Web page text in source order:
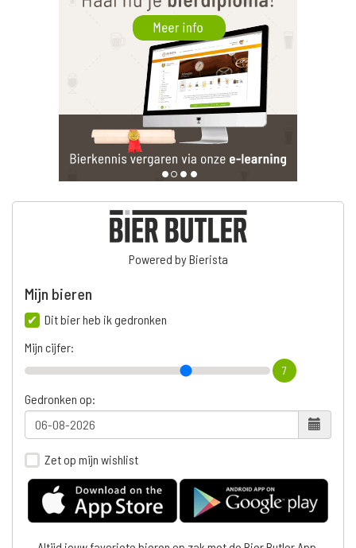
Powered by Bierista
Mijn bieren
Dit bier heb ik gedronken
Mijn cijfer:
7
Gedronken op:
Zet op mijn wishlist